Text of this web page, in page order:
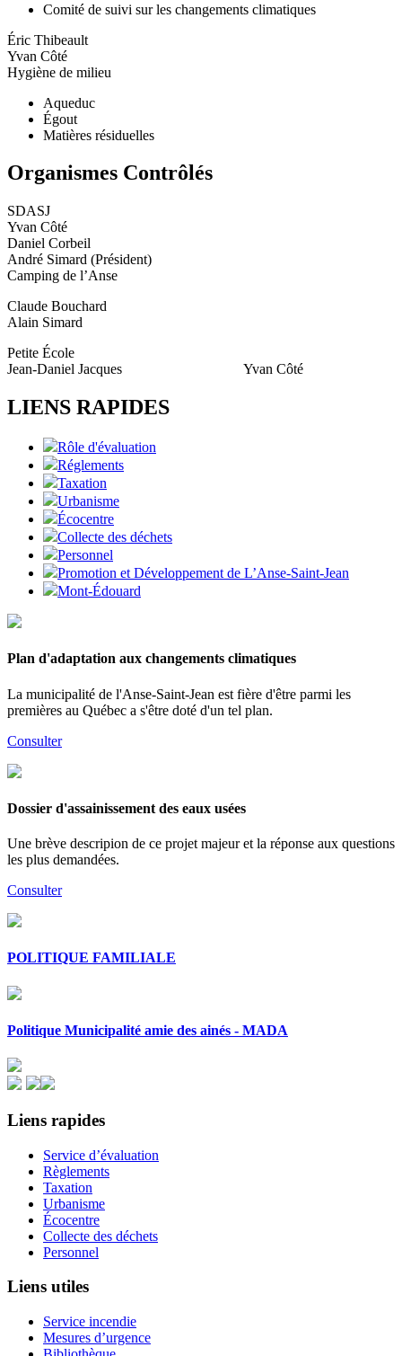
Comité de suivi sur les changements climatiques
Éric Thibeault
Yvan Côté
Hygiène de milieu
Aqueduc
Égout
Matières résiduelles
Organismes Contrôlés
SDASJ
Yvan Côté
Daniel Corbeil
André Simard (Président)
Camping de l’Anse
Claude Bouchard
Alain Simard
Petite École
Jean-Daniel Jacques Yvan Côté
LIENS RAPIDES
Rôle d'évaluation
Réglements
Taxation
Urbanisme
Écocentre
Collecte des déchets
Personnel
Promotion et Développement de L’Anse-Saint-Jean
Mont-Édouard
Plan d'adaptation aux changements climatiques
La municipalité de l'Anse-Saint-Jean est fière d'être parmi les
premières au Québec a s'être doté d'un tel plan.
Consulter
Dossier d'assainissement des eaux usées
Une brève descripion de ce projet majeur et la réponse aux questions
les plus demandées.
Consulter
POLITIQUE FAMILIALE
Politique Municipalité amie des ainés - MADA
Liens rapides
Service d’évaluation
Règlements
Taxation
Urbanisme
Écocentre
Collecte des déchets
Personnel
Liens utiles
Service incendie
Mesures d’urgence